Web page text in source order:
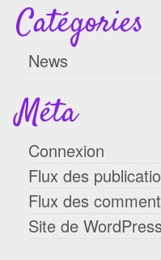
Catégories
News
Méta
Connexion
Flux des
Flux des
Site de